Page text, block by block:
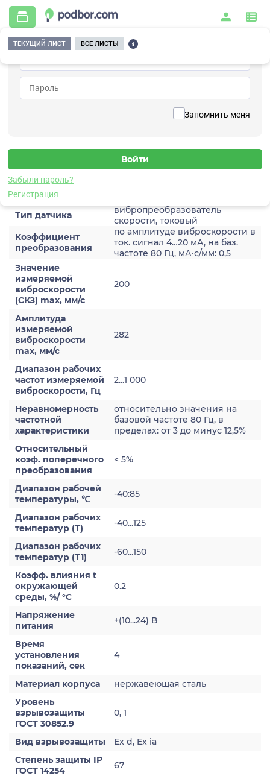
Запомнить меня
Забыли пароль?
Регистрация
ТЕКУЩИЙ ЛИСТ ВСЕ ЛИСТЫ
Главная / Контрольно-измерительные приборы и автоматика / Датчики /
Виброскорости / 2A206HH-200
Датчик виброскороости
Характеристики
Тип датчика
вибропреобразователь
скорости, токовый
Коэффициент
преобразования
по амплитуде виброскорости в
ток. сигнал 4…20 мА, на баз.
частоте 80 Гц, мА·с/мм: 0,5
Значение
измеряемой
виброскорости
(СКЗ) max, мм/с
200
Амплитуда
измеряемой
виброскорости
max, мм/с
282
Диапазон рабочих
частот измеряемой
виброскорости, Гц
2...1 000
Неравномерность
частотной
характеристики
относительно значения на
базовой частоте 80 Гц, в
пределах: от 3 до минус 12,5%
Относительный
коэф. поперечного
преобразования
< 5%
Диапазон рабочей
температуры, ℃
-40:85
Диапазон рабочих
температур (Т)
-40...125
Диапазон рабочих
температур (Т1)
-60...150
Коэфф. влияния t
окружающей
среды, %/ °С
0.2
Напряжение
питания
+(10...24) В
Время
установления
показаний, сек
4
Материал корпуса
нержавеющая сталь
Уровень
взрывозащиты
ГОСТ 30852.9
0, 1
Вид взрывозащиты
Ex d, Ex ia
Степень защиты IP
ГОСТ 14254
67